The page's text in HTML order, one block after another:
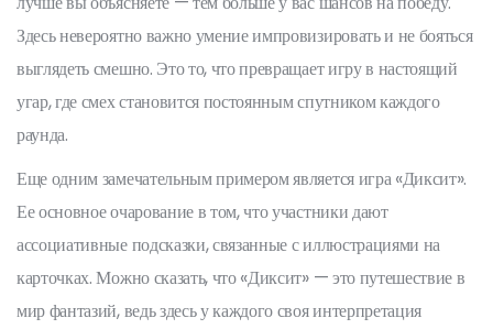
Здесь невероятно важно умение импровизировать и не бояться
выглядеть смешно. Это то, что превращает игру в настоящий
угар, где смех становится постоянным спутником каждого
раунда.
Еще одним замечательным примером является игра «Диксит».
Ее основное очарование в том, что участники дают
ассоциативные подсказки, связанные с иллюстрациями на
карточках. Можно сказать, что «Диксит» — это путешествие в
мир фантазий, ведь здесь у каждого своя интерпретация